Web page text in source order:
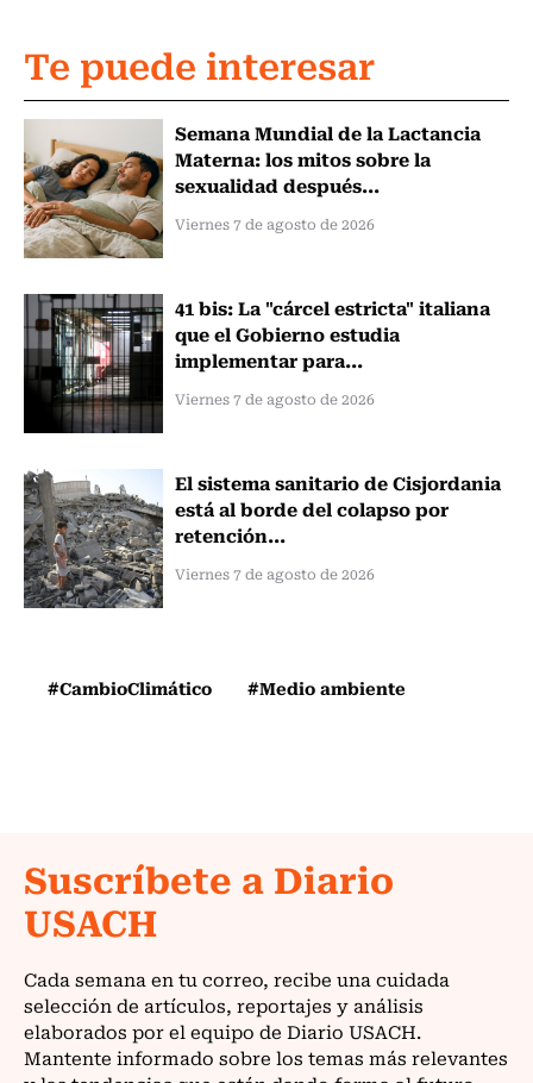
Te puede interesar
Semana Mundial de la Lactancia
Materna: los mitos sobre la
sexualidad después...
Viernes 7 de agosto de 2026
41 bis: La "cárcel estricta" italiana
que el Gobierno estudia
implementar para...
Viernes 7 de agosto de 2026
El sistema sanitario de Cisjordania
está al borde del colapso por
retención...
Viernes 7 de agosto de 2026
#CambioClimático #Medio ambiente